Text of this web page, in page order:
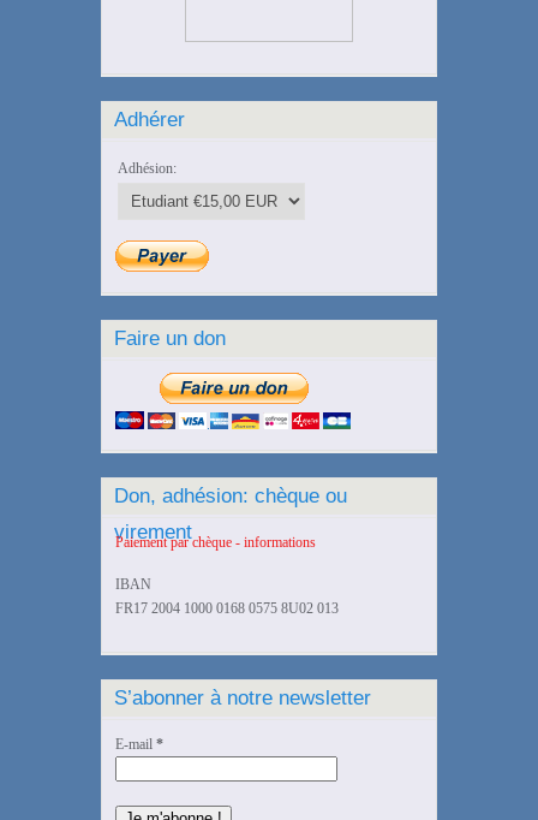
Adhérer
Adhésion:
Faire un don
Don, adhésion: chèque ou
virement
Paiement par chèque - informations
IBAN
FR17 2004 1000 0168 0575 8U02 013
S’abonner à notre newsletter
E-mail *